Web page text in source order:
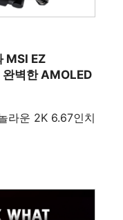
MSI EZ
벽한 AMOLED
라운 2K 6.67인치